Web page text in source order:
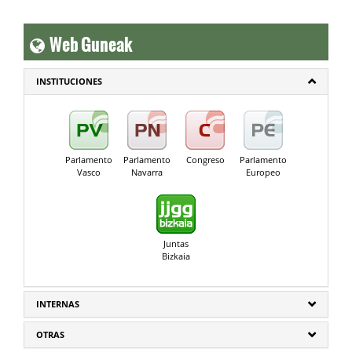
Web Guneak
INSTITUCIONES
Parlamento
Vasco
Parlamento
Navarra
Congreso
Parlamento
Europeo
Juntas
Bizkaia
INTERNAS
OTRAS